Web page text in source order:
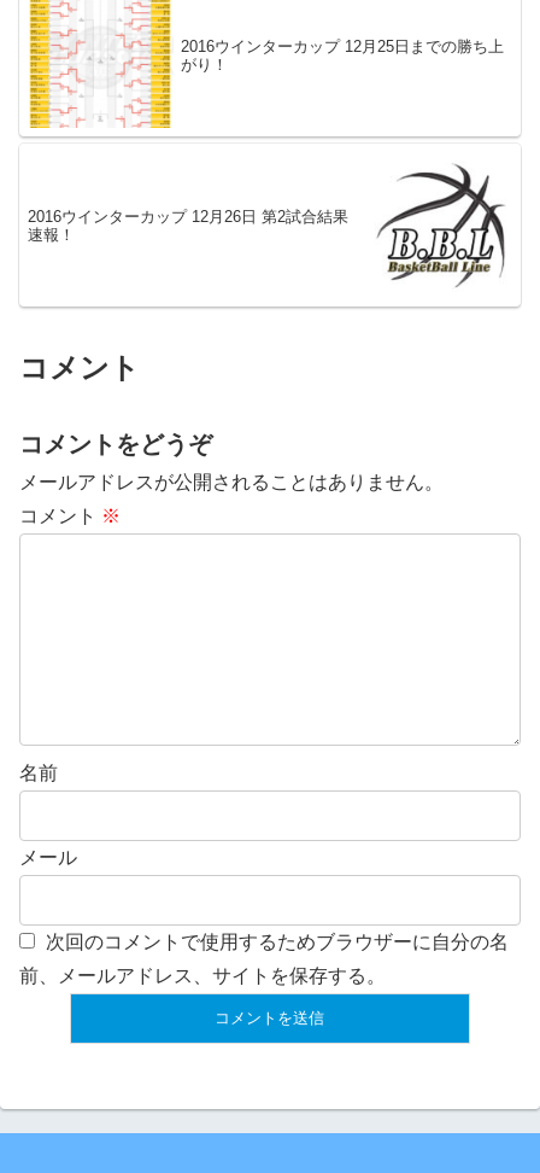
2016ウインターカップ 12月25日までの勝ち上
がり！
2016ウインターカップ 12月26日 第2試合結果
速報！
コメント
コメントをどうぞ
メールアドレスが公開されることはありません。
コメント ※
名前
メール
次回のコメントで使用するためブラウザーに自分の名
前、メールアドレス、サイトを保存する。